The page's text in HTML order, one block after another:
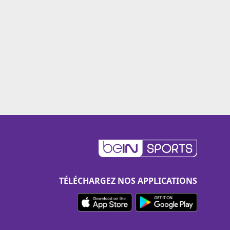
TÉLÉCHARGEZ NOS APPLICATIONS